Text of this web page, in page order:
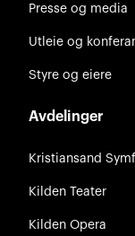
Presse og media
Utleie og
Styre og eiere
Avdelinger
Kristiansand
Kilden Teater
Kilden Opera